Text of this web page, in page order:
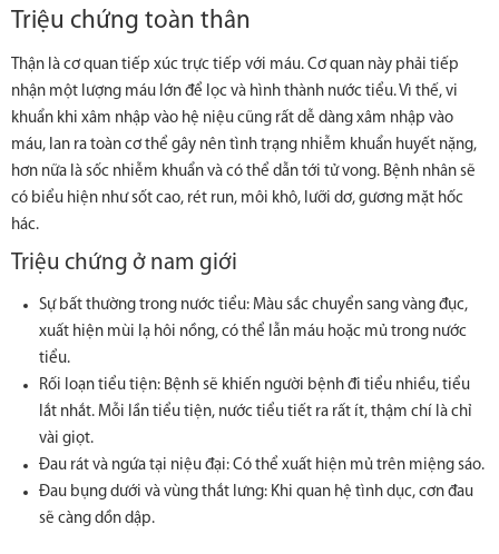
Triệu chứng toàn thân
Thận là cơ quan tiếp xúc trực tiếp với máu. Cơ quan này phải tiếp
nhận một lượng máu lớn để lọc và hình thành nước tiểu. Vì thế, vi
khuẩn khi xâm nhập vào hệ niệu cũng rất dễ dàng xâm nhập vào
máu, lan ra toàn cơ thể gây nên tình trạng nhiễm khuẩn huyết nặng,
hơn nữa là sốc nhiễm khuẩn và có thể dẫn tới tử vong. Bệnh nhân sẽ
có biểu hiện như sốt cao, rét run, môi khô, lưỡi dơ, gương mặt hốc
hác.
Triệu chứng ở nam giới
Sự bất thường trong nước tiểu: Màu sắc chuyển sang vàng đục,
xuất hiện mùi lạ hôi nồng, có thể lẫn máu hoặc mủ trong nước
tiểu.
Rối loạn tiểu tiện: Bệnh sẽ khiến người bệnh đi tiểu nhiều, tiểu
lắt nhắt. Mỗi lần tiểu tiện, nước tiểu tiết ra rất ít, thậm chí là chỉ
vài giọt.
Đau rát và ngứa tại niệu đại: Có thể xuất hiện mủ trên miệng sáo.
Đau bụng dưới và vùng thắt lưng: Khi quan hệ tình dục, cơn đau
sẽ càng dồn dập.